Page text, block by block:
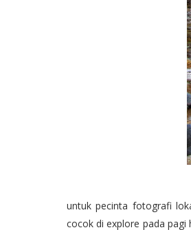
untuk pecinta fotografi
cocok di explore pada pagi